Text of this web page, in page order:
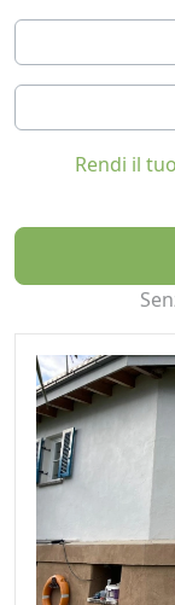
Si trova a circa
ferroviaria,
cascate del
auto è possibile
Blumberg nella
45 minuti. Ci
zona
vedere le Alpi e
Lottstetter
Disposizione
Camera da letto
Camera 2: letto
TV, doccia, WC,
In comune:
cucina.
Lettino per
Rendi il